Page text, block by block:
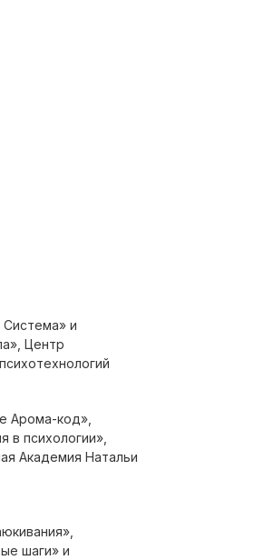
Арома-код»,
в психологии»,
Академия Натальи
Система» и
Центр
шаги» и